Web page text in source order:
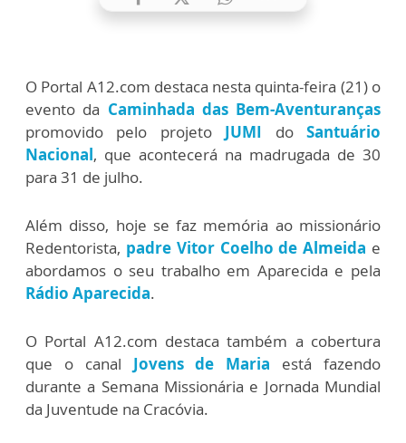
O Portal A12.com destaca nesta quinta-feira (21) o
evento da Caminhada das Bem-Aventuranças
promovido pelo projeto JUMI doSantuário
Nacional, que acontecerá na madrugada de 30
para 31 de julho.
Além disso, hoje se faz memória ao missionário
Redentorista, padre Vitor Coelho de Almeida e
abordamos o seu trabalho em Aparecida e pela
Rádio Aparecida.
O Portal A12.com destaca também a cobertura
que o canal Jovens de Maria está fazendo
durante a Semana Missionária e Jornada Mundial
da Juventude na Cracóvia.